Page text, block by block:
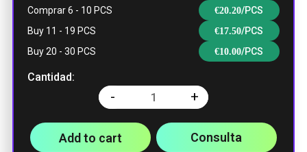
Comprar 6 - 10 PCS
€20.20/PCS
Buy 11 - 19 PCS
€17.50/PCS
Buy 20 - 30 PCS
€10.00/PCS
Cantidad:
Quantity
- +
Add to cart Consulta